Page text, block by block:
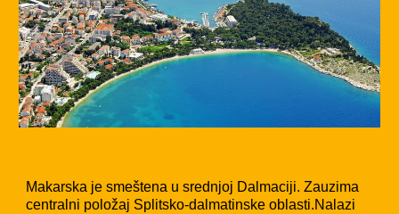
Makarska je smeštena u srednjoj Dalmaciji. Zauzima
centralni položaj Splitsko-dalmatinske oblasti.Nalazi